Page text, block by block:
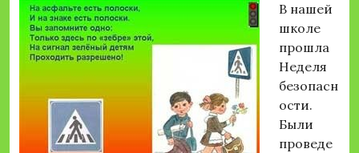
В нашей
школе
прошла
Неделя
безопасн
ости.
Были
проведе